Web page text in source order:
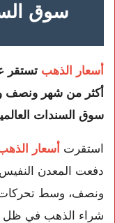
سوق
أسعار الذهب تستقر
أكثر من شهر
سوق السندات
استقرت أسعار
دفعت المعدن
ونصف، وسط تحركات
شراء الذهب في ظل